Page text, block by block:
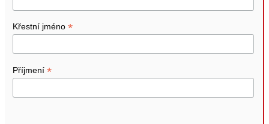
Křestní jméno *
Příjmení *